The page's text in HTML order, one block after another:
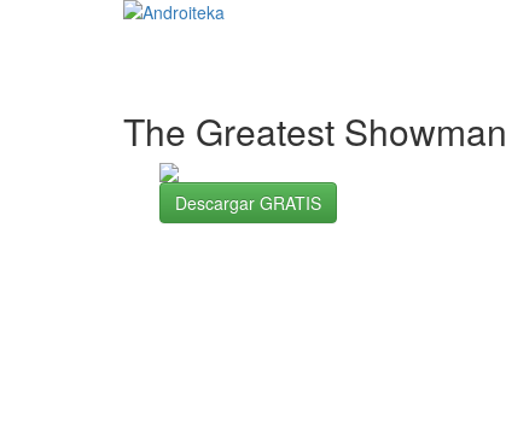
The Greatest Showman
Descargar GRATIS